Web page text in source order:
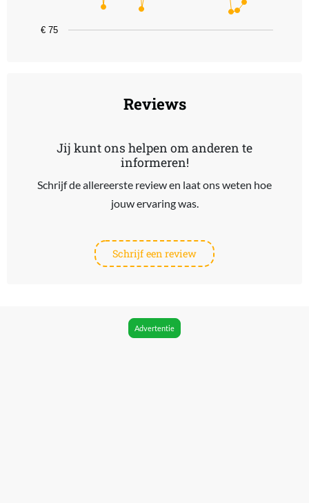
€ 75
Reviews
Jij kunt ons helpen om anderen te
informeren!
Schrijf de allereerste review en laat ons weten hoe
jouw ervaring was.
Schrijf een review
Advertentie